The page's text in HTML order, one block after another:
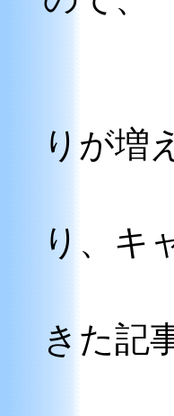
実質
内
りが増
自分
り、キ
言動
きた記
ただ